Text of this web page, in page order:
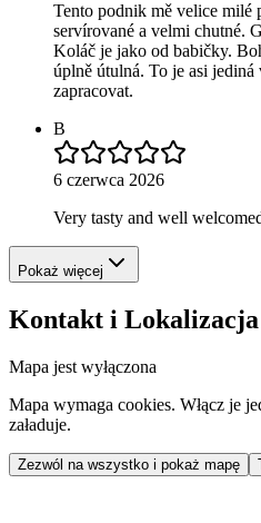
Tento podnik mě velice milé
servírované a velmi chutné.
Koláč je jako od babičky.
úplně útulná. To je asi
zapracovat.
B
6 czerwca 2026
Very tasty and well
Pokaż więcej
Kontakt i Lokalizacja
Mapa jest wyłączona
Mapa wymaga cookies. Włącz je
załaduje.
Zezwól na wszystko i pokaż mapę